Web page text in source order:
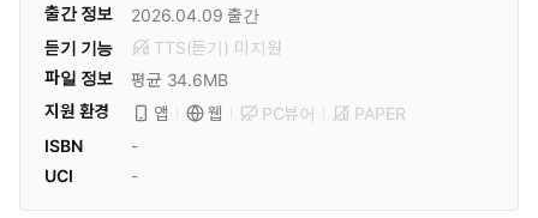
출간 정보
2026.04.09 출간
듣기 기능
TTS(듣기) 미 지원
파일 정보
평균 34.6MB
지원 환경
앱 웹 PC뷰어
PAPER
ISBN
-
UCI
-